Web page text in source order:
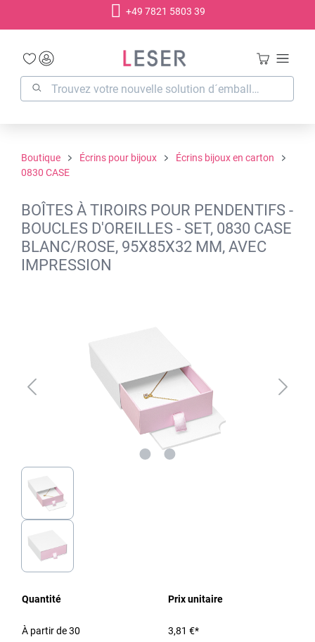
+49 7821 5803 39
Boutique Écrins pour bijoux
Écrins bijoux en carton
0830 CASE
BOÎTES À TIROIRS POUR PENDENTIFS -
BOUCLES D'OREILLES - SET, 0830 CASE
BLANC/ROSE, 95X85X32 MM, AVEC
IMPRESSION
Quantité Prix unitaire
À partir de30 3,81 €*